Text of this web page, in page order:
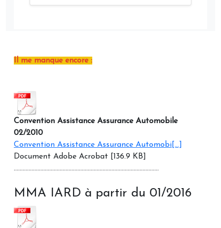
Il me manque encore :
Convention Assistance Assurance Automobile
02/2010
Convention Assistance Assurance Automobi[...]
Document Adobe Acrobat [136.9 KB]
..................................................................................................
MMA IARD à partir du 01/2016